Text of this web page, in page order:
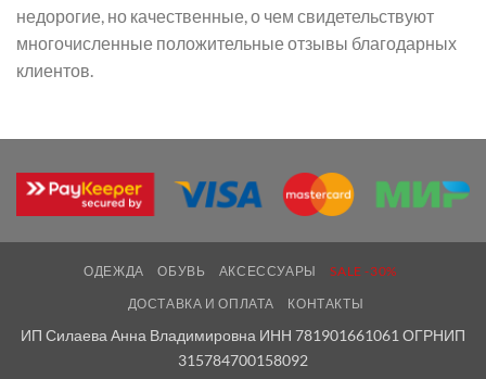
недорогие, но качественные, о чем свидетельствуют
многочисленные положительные отзывы благодарных
клиентов.
ОДЕЖДА ОБУВЬ АКСЕССУАРЫ
SALE -30%
ДОСТАВКА И ОПЛАТА
КОНТАКТЫ
ИП Силаева Анна Владимировна ИНН 781901661061 ОГРНИП
315784700158092